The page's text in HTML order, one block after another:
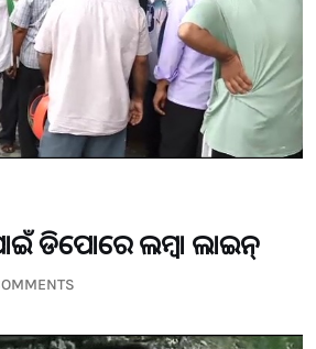
ଡିପୋରେ ଲମ୍ବା ଲାଇନ୍